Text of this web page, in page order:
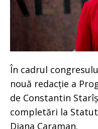
În cadrul
nouă redacție a
de Constantin
completări la
Diana Caraman.